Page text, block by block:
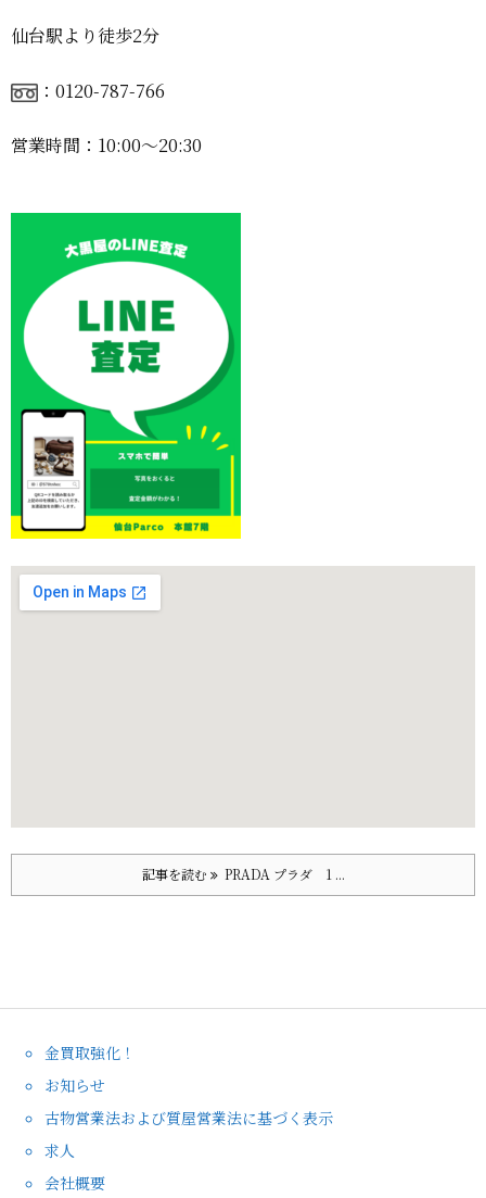
仙台駅より徒歩2分
：0120-787-766
営業時間：10:00〜20:30
記事を読む PRADA プラダ 1 ...
金買取強化！
お知らせ
古物営業法および質屋営業法に基づく表示
求人
会社概要